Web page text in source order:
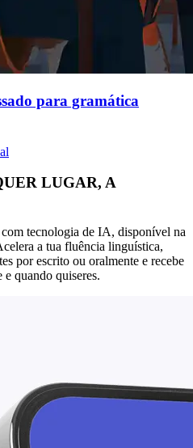
para gramática
LUGAR, A
tecnologia de IA, disponível na
a tua fluência linguística,
por escrito ou oralmente e recebe
e quando quiseres.